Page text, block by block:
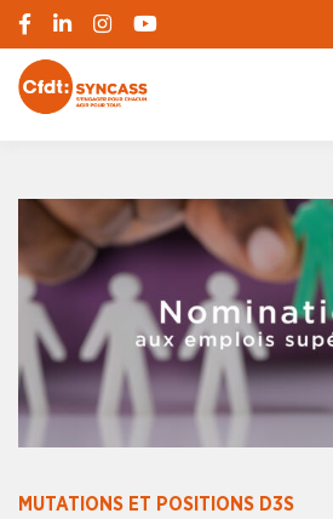
MUTATIONS ET POSITIONS D3S